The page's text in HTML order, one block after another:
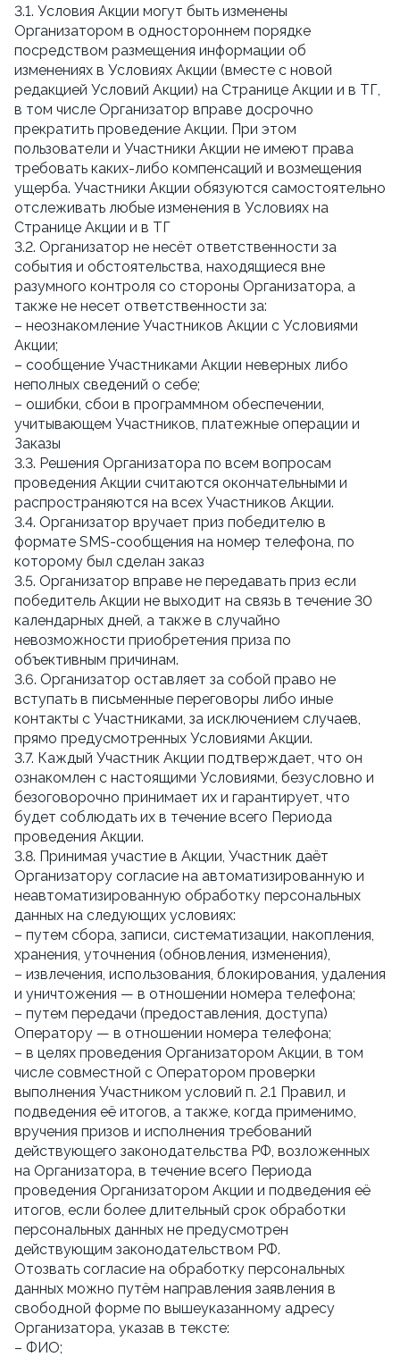
3.1. Условия Акции могут быть изменены
Организатором в одностороннем порядке
посредством размещения информации об
изменениях в Условиях Акции (вместе с новой
редакцией Условий Акции) на Странице Акции и в ТГ,
в том числе Организатор вправе досрочно
прекратить проведение Акции. При этом
пользователи и Участники Акции не имеют права
требовать каких-либо компенсаций и возмещения
ущерба. Участники Акции обязуются самостоятельно
отслеживать любые изменения в Условиях на
Странице Акции и в ТГ
3.2. Организатор не несёт ответственности за
события и обстоятельства, находящиеся вне
разумного контроля со стороны Организатора, а
также не несет ответственности за:
– неознакомление Участников Акции с Условиями
Акции;
– сообщение Участниками Акции неверных либо
неполных сведений о себе;
– ошибки, сбои в программном обеспечении,
учитывающем Участников, платежные операции и
Заказы
3.3. Решения Организатора по всем вопросам
проведения Акции считаются окончательными и
распространяются на всех Участников Акции.
3.4. Организатор вручает приз победителю в
формате SMS-сообщения на номер телефона, по
которому был сделан заказ
3.5. Организатор вправе не передавать приз если
победитель Акции не выходит на связь в течение 30
календарных дней, а также в случайно
невозможности приобретения приза по
объективным причинам.
3.6. Организатор оставляет за собой право не
вступать в письменные переговоры либо иные
контакты с Участниками, за исключением случаев,
прямо предусмотренных Условиями Акции.
3.7. Каждый Участник Акции подтверждает, что он
ознакомлен с настоящими Условиями, безусловно и
безоговорочно принимает их и гарантирует, что
будет соблюдать их в течение всего Периода
проведения Акции.
3.8. Принимая участие в Акции, Участник даёт
Организатору согласие на автоматизированную и
неавтоматизированную обработку персональных
данных на следующих условиях:
– путем сбора, записи, систематизации, накопления,
хранения, уточнения (обновления, изменения),
– извлечения, использования, блокирования, удаления
и уничтожения — в отношении номера телефона;
– путем передачи (предоставления, доступа)
Оператору — в отношении номера телефона;
– в целях проведения Организатором Акции, в том
числе совместной с Оператором проверки
выполнения Участником условий п. 2.1 Правил, и
подведения её итогов, а также, когда применимо,
вручения призов и исполнения требований
действующего законодательства РФ, возложенных
на Организатора, в течение всего Периода
проведения Организатором Акции и подведения её
итогов, если более длительный срок обработки
персональных данных не предусмотрен
действующим законодательством РФ.
Отозвать согласие на обработку персональных
данных можно путём направления заявления в
свободной форме по вышеуказанному адресу
Организатора, указав в тексте:
– ФИО;